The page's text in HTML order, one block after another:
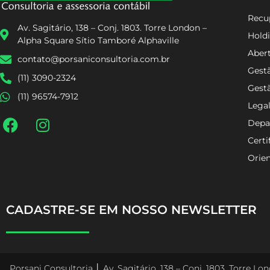
Av. Sagitário, 138 – Conj. 1803. Torre London –
Alpha Square Sítio Tamboré Alphaville
contato@porsaniconsultoria.com.br
(11) 3090-2324
(11) 96574-7912
CADASTRE-SE EM NOSSO NEWSLETTER